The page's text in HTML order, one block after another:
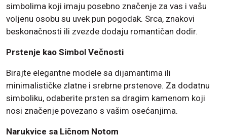
simbolima koji imaju posebno značenje za vas i vašu
voljenu osobu su uvek pun pogodak. Srca, znakovi
beskonačnosti ili zvezde dodaju romantičan dodir.
Prstenje kao Simbol Večnosti
Birajte elegantne modele sa dijamantima ili
minimalističke zlatne i srebrne prstenove. Za dodatnu
simboliku, odaberite prsten sa dragim kamenom koji
nosi značenje povezano s vašim osećanjima.
Narukvice sa Ličnom Notom